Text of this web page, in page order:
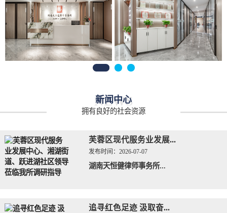
NEWS
新闻中心
拥有良好的社会资源
芙蓉区现代服务业发展...
发布时间： 2026-07-07
湖南天恒健律师事务所...
追寻红色足迹 汲取奋...